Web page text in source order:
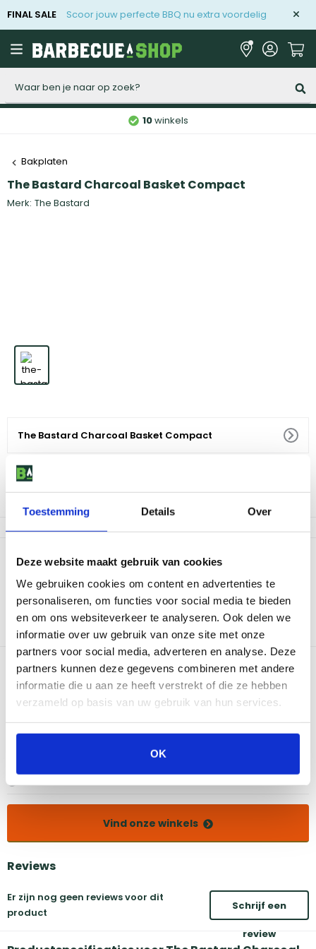
Toestemming Details Over
Deze website maakt gebruik van cookies
We gebruiken cookies om content en advertenties te
personaliseren, om functies voor social media te bieden
en om ons websiteverkeer te analyseren. Ook delen we
informatie over uw gebruik van onze site met onze
partners voor social media, adverteren en analyse. Deze
partners kunnen deze gegevens combineren met andere
informatie die u aan ze heeft verstrekt of die ze hebben
verzameld op basis van uw gebruik van hun services.
OK
FINAL SALE Scoor jouw perfecte BBQ nu extra voordelig
10winkels
Bakplaten
The Bastard Charcoal Basket Compact
Merk: The Bastard
The Bastard Charcoal Basket Compact
39,95
Productomschrijving
Deze houtskoolmand is speciaal ontworpen voor de compacte
Bastard barbecue. Het biedt een perfecte luchtstroom voor
optimale temperatuurregeling en een efficiënt gebruik van uw
houtskool. De mand is gemaakt van duurzaam roestvrij staal, wat
zorgt voor een lange levensduur.
Bekijk dit product in onze winkels
Breda
Groningen
Vind onze winkels
Reviews
Er zijn nog geen reviews voor dit
product
Schrijf een
review